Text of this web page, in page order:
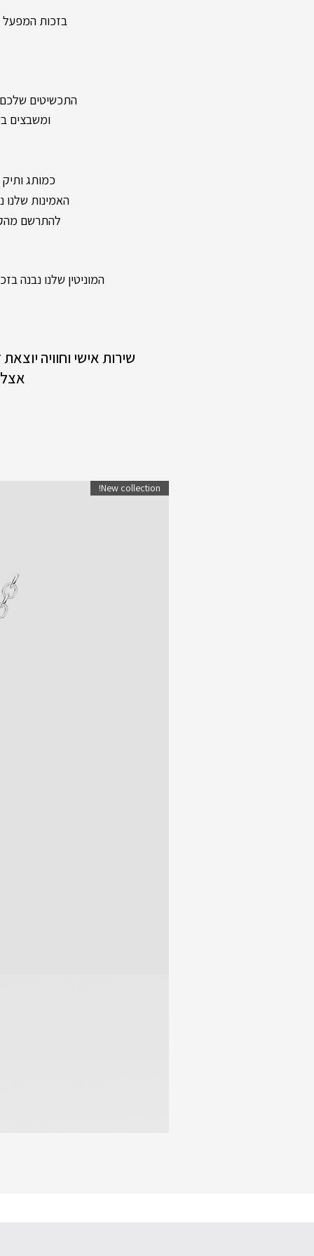
בזכות המפעל
התכשיטים שלכם
ומשבצים
כמותג ותיק
האמינות שלנו נשענת על מעל 40 שנות וותק
להתרשם
המוניטין שלנו נבנה
שירות אישי וחוויה
New collection!